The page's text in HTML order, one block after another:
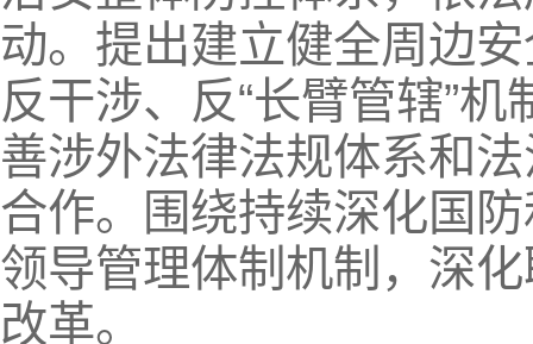
动。提出建立健全周边
反干涉、反“长臂管辖”
善涉外法律法规体系和
合作。围绕持续深化国
领导管理体制机制，深
改革。